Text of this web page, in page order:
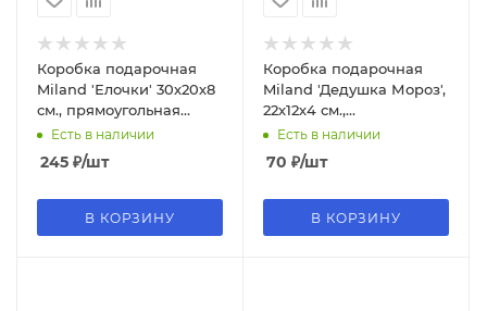
Коробка подарочная
Miland 'Елочки' 30х20х8
см., прямоугольная
(Серия 4в1), картон, 1215
Есть в наличии
245 ₽/шт
В КОРЗИНУ
Коробка подарочная
Miland 'Дедушка Мороз',
22х12х4 см.,
прямоугольная (Серия
5в1), 1697
Есть в наличии
70 ₽/шт
В КОРЗИНУ